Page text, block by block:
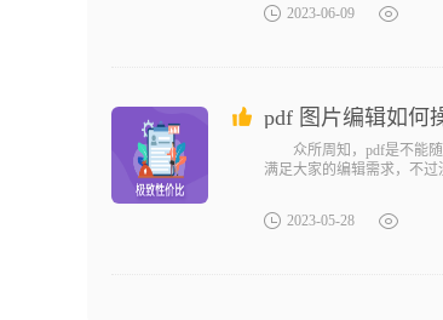
2023-06-09
pdf 图片编辑如何
众所周知，pdf是不能随
满足大家的编辑需求，不
2023-05-28